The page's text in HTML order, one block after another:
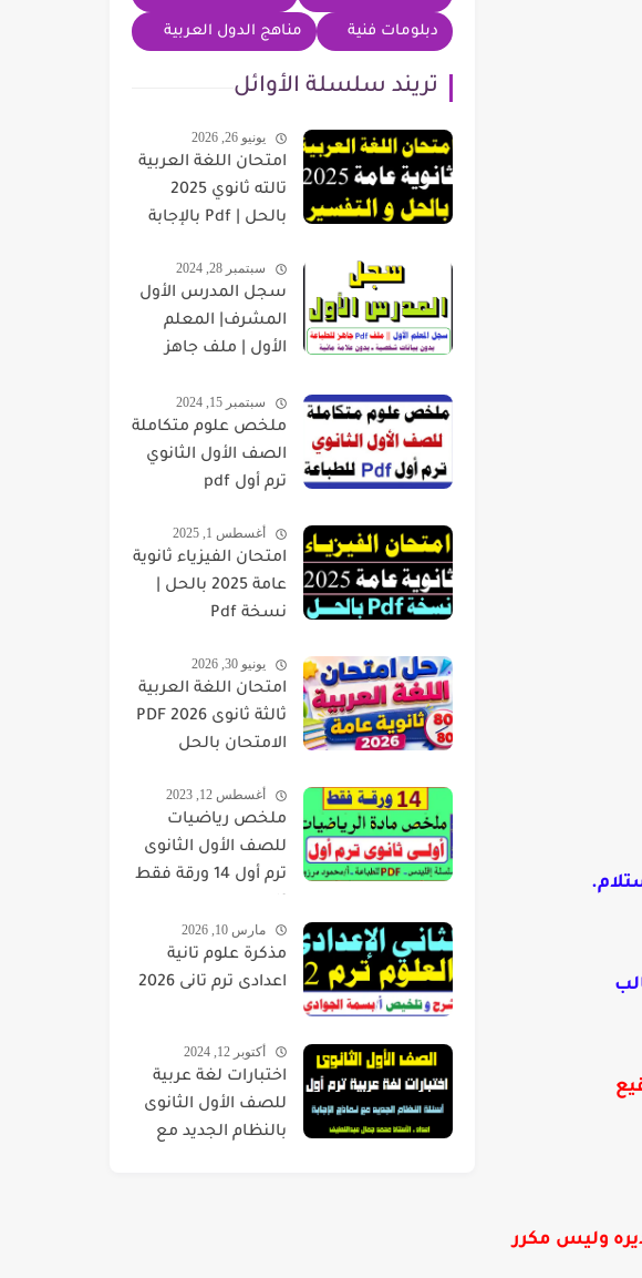
وليس مكرر
دبلومات فنية مناهج الدول العربية
تريند سلسلة الأوائل
يونيو 26, 2026
امتحان اللغة العربية
تالته ثانوي 2025
بالحل | Pdf بالإجابة
سبتمبر 28, 2024
سجل المدرس الأول
المشرف| المعلم
الأول | ملف جاهز
شخصية
سبتمبر 15, 2024
ملخص علوم متكاملة
الصف الأول الثانوي
ترم أول pdf
أغسطس 1, 2025
امتحان الفيزياء ثانوية
عامة 2025 بالحل |
نسخة Pdf
يونيو 30, 2026
امتحان اللغة العربية
ثالثة ثانوى 2026 PDF
الامتحان بالحل
أغسطس 12, 2023
ملخص رياضيات
للصف الأول الثانوى
ترم أول 14 ورقة فقط
مارس 10, 2026
مذكرة علوم تانية
اعدادى ترم تانى 2026
أكتوبر 12, 2024
اختبارات لغة عربية
للصف الأول الثانوى
بالنظام الجديد مع